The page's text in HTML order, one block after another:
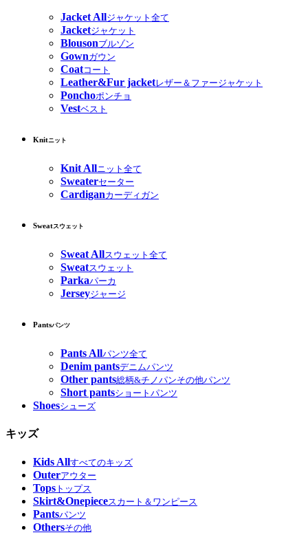
Jacket Allジャケット全て
Jacketジャケット
Blousonブルゾン
Gownガウン
Coatコート
Leather&Fur jacketレザー＆ファージャケット
Ponchoポンチョ
Vestベスト
Knitニット
Knit Allニット全て
Sweaterセーター
Cardiganカーディガン
Sweatスウェット
Sweat Allスウェット全て
Sweatスウェット
Parkaパーカ
Jerseyジャージ
Pantsパンツ
Pants Allパンツ全て
Denim pantsデニムパンツ
Other pants総柄&チノパンその他パンツ
Short pantsショートパンツ
Shoesシューズ
キッズ
Kids Allすべてのキッズ
Outerアウター
Tops トップス
Skirt&Onepieceスカート＆ワンピース
Pantsパンツ
Othersその他